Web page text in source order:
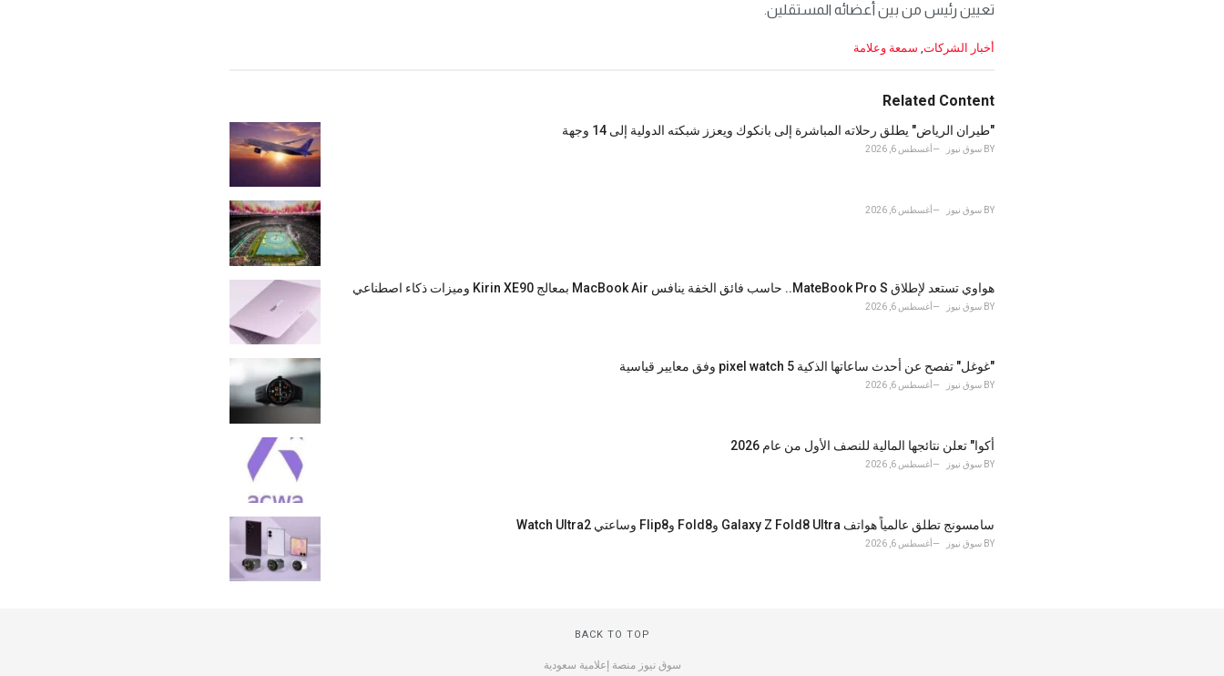
تعيين رئيس من بين أعضائه المستقلين.
C
e
o
r
:
أخبار الشركات, سمعة وعلامة
Related Content
"طيران الرياض" يطلق رحلاته المباشرة إلى بانكوك ويعزز شبكته الدولية إلى 14 وجهة
BY سوق نيوز أغسطس 6, 2026
BY سوق نيوز أغسطس 6, 2026
هواوي تستعد لإطلاق MateBook Pro S.. حاسب فائق الخفة ينافس MacBook Air بمعالج Kirin XE90 وميزات ذكاء اصطناعي
BY سوق نيوز أغسطس 6, 2026
"غوغل" تفصح عن أحدث ساعاتها الذكية pixel watch 5 وفق معايير قياسية
BY سوق نيوز أغسطس 6, 2026
أكوا" تعلن نتائجها المالية للنصف الأول من عام 2026
BY سوق نيوز أغسطس 6, 2026
سامسونج تطلق عالمياً هواتف Galaxy Z Fold8 Ultra وFold8 وFlip8 وساعتي Watch Ultra2
BY سوق نيوز أغسطس 6, 2026
BACK TO TOP
سوق نيوز منصة إعلامية سعودية